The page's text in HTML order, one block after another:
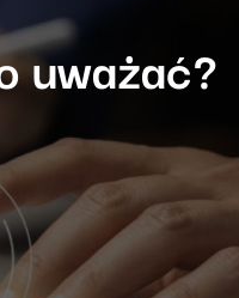
uważać?